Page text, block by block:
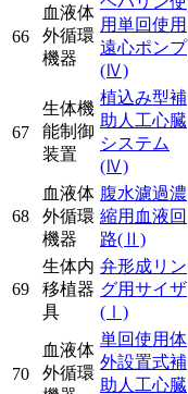
66
血液体
外循環
機器
用単回使用
遠心ポンプ
(Ⅳ)
67
生体機
能制御
装置
植込み型補
助人工心臓
システム
(Ⅳ)
68
血液体
外循環
機器
腹水濾過濃
縮用血液回
路(Ⅱ)
69
生体内
移植器
具
弁形成リン
グ用サイザ
(Ⅰ)
70
血液体
外循環
単回使用体
外設置式補
助人工心臓